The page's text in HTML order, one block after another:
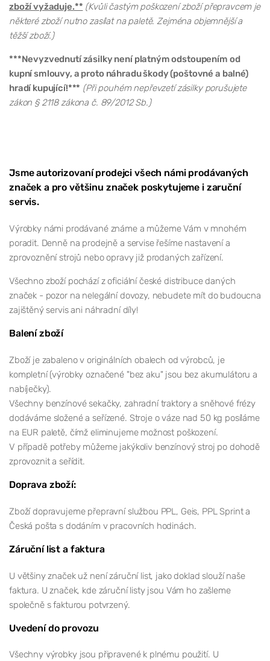
zboží vyžaduje.** (Kvůli častým poškození zboží přepravcem je
některé zboží nutno zasílat na paletě. Zejména objemnější a
těžší zboží.)
***Nevyzvednutí zásilky není platným odstoupením od
kupní smlouvy, a proto náhradu škody (poštovné a balné)
hradí kupující!*** (Při pouhém nepřevzetí zásilky porušujete
zákon § 2118 zákona č. 89/2012 Sb.)
Jsme autorizovaní prodejci všech námi prodávaných
značek a pro většinu značek poskytujeme i zaruční
servis.
Výrobky námi prodávané známe a můžeme Vám v mnohém
poradit. Denně na prodejně a servise řešíme nastavení a
zprovoznění strojů nebo opravy již prodaných zařízení.
Všechno zboží pochází z oficiální české distribuce daných
značek - pozor na nelegální dovozy, nebudete mít do budoucna
zajištěný servis ani náhradní díly!
Balení zboží
Zboží je zabaleno v originálních obalech od výrobců, je
kompletní (výrobky označené "bez aku" jsou bez akumulátoru a
nabíječky).
Všechny benzínové sekačky, zahradní traktory a sněhové frézy
dodáváme složené a seřízené. Stroje o váze nad 50 kg posíláme
na EUR paletě, čímž eliminujeme možnost poškození.
V případě potřeby můžeme jakýkoliv benzínový stroj po dohodě
zprovoznit a seřídit.
Doprava zboží:
Zboží dopravujeme přepravní službou PPL, Geis, PPL Sprint a
Česká pošta s dodáním v pracovních hodinách.
Záruční list a faktura
U většiny značek už není záruční list, jako doklad slouží naše
faktura. U značek, kde záruční listy jsou Vám ho zašleme
společně s fakturou potvrzený.
Uvedení do provozu
Všechny výrobky jsou připravené k plnému použití. U